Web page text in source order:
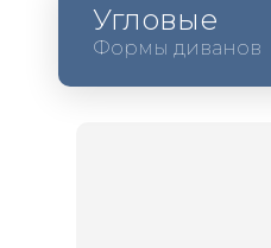
Угловые
Формы диванов